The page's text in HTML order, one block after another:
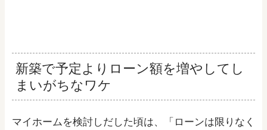
新築で予定よりローン額を増やしてし
まいがちなワケ
マイホームを検討しだした頃は、「ローンは限りなく